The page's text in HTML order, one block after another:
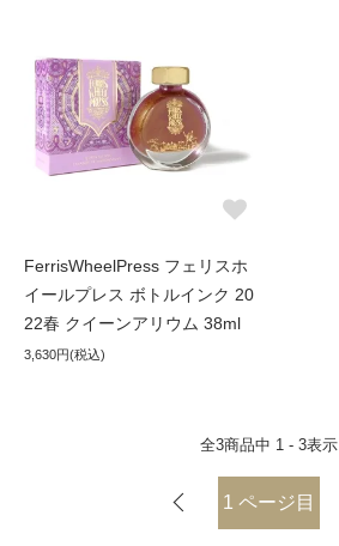
FerrisWheelPress フェリスホ
イールプレス ボトルインク 20
22春 クイーンアリウム 38ml
3,630円(税込)
全3商品中 1 - 3表示
1 ページ目